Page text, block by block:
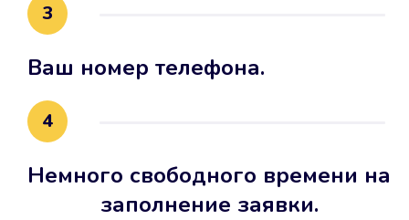
3
Ваш номер телефона.
4
Немного свободного времени на
заполнение заявки.